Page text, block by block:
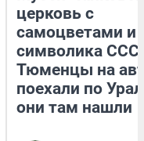
церковь с
самоцветами и
символика
Тюменцы на
поехали по
они там нашли